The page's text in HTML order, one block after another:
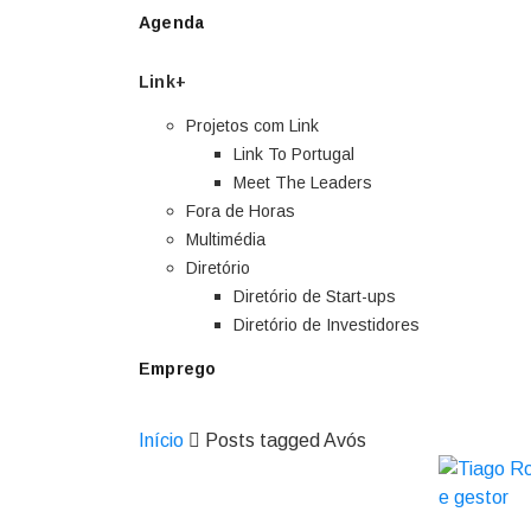
Agenda
Link+
Projetos com Link
Link To Portugal
Meet The Leaders
Fora de Horas
Multimédia
Diretório
Diretório de Start-ups
Diretório de Investidores
Emprego
Início Posts tagged Avós